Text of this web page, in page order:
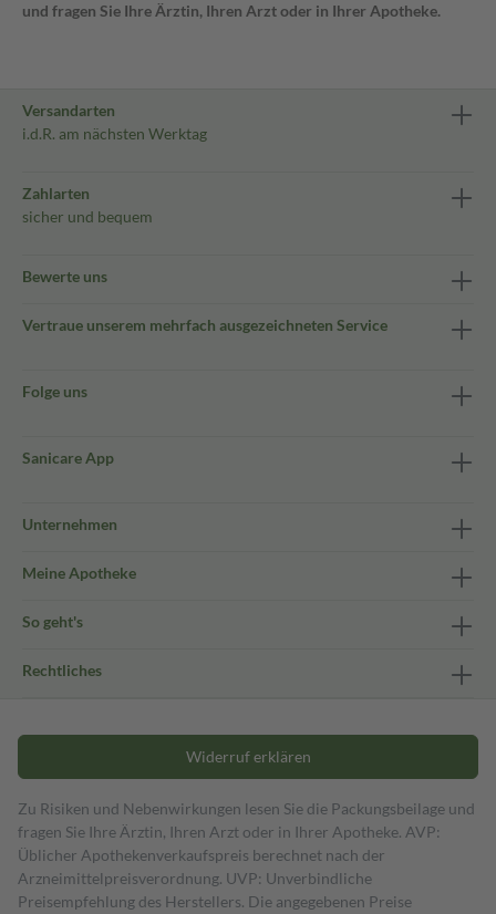
und fragen Sie Ihre Ärztin, Ihren Arzt oder in Ihrer Apotheke.
Versandarten
i.d.R. am nächsten Werktag
Zahlarten
sicher und bequem
Bewerte uns
Vertraue unserem mehrfach ausgezeichneten Service
Folge uns
Sanicare App
Unternehmen
Meine Apotheke
So geht's
Rechtliches
Widerruf erklären
Zu Risiken und Nebenwirkungen lesen Sie die Packungsbeilage und
fragen Sie Ihre Ärztin, Ihren Arzt oder in Ihrer Apotheke. AVP:
Üblicher Apothekenverkaufspreis berechnet nach der
Arzneimittelpreisverordnung. UVP: Unverbindliche
Preisempfehlung des Herstellers. Die angegebenen Preise